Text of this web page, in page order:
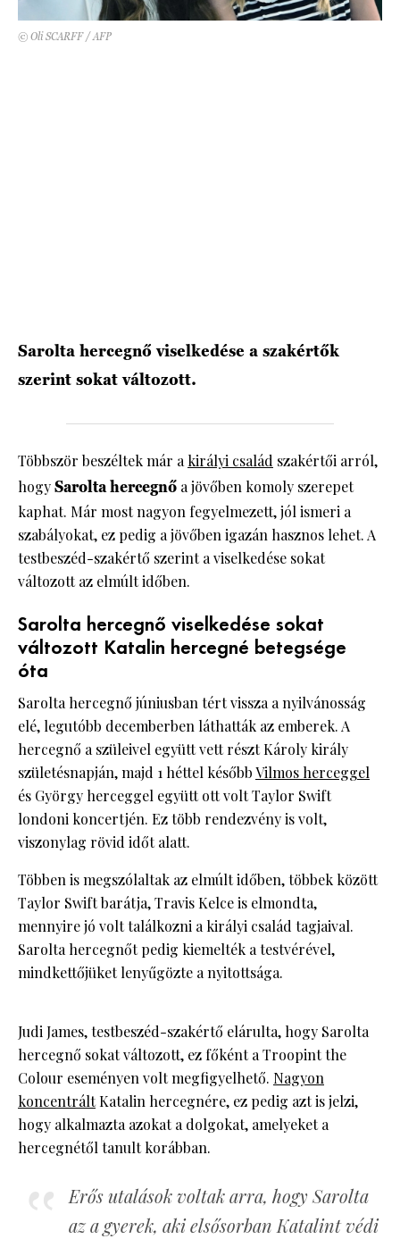
© Oli SCARFF / AFP
Sarolta hercegnő viselkedése a szakértők
szerint sokat változott.
Többször beszéltek már akirályi család szakértői arról,
hogySarolta hercegnő a jövőben komoly szerepet
kaphat. Már most nagyon fegyelmezett, jól ismeri a
szabályokat, ez pedig a jövőben igazán hasznos lehet. A
testbeszéd-szakértő szerint a viselkedése sokat
változott az elmúlt időben.
Sarolta hercegnő viselkedése sokat
változott Katalin hercegné betegsége
óta
Sarolta hercegnő júniusban tért vissza a nyilvánosság
elé, legutóbb decemberben láthatták az emberek. A
hercegnő a szüleivel együtt vett részt Károly király
születésnapján, majd 1 héttel későbbVilmos herceggel
és György herceggel együtt ott volt Taylor Swift
londoni koncertjén. Ez több rendezvény is volt,
viszonylag rövid időt alatt.
Többen is megszólaltak az elmúlt időben, többek között
Taylor Swift barátja, Travis Kelce is elmondta,
mennyire jó volt találkozni a királyi család tagjaival.
Sarolta hercegnőt pedig kiemelték a testvérével,
mindkettőjüket lenyűgözte a nyitottsága.
Judi James, testbeszéd-szakértő elárulta, hogy Sarolta
hercegnő sokat változott, ez főként a Troopint the
Colour eseményen volt megfigyelhető. Nagyon
koncentráltKatalin hercegnére, ez pedig azt is jelzi,
hogy alkalmazta azokat a dolgokat, amelyeket a
hercegnétől tanult korábban.
Erős utalások voltak arra, hogy Sarolta
az a gyerek, aki elsősorban Katalint védi